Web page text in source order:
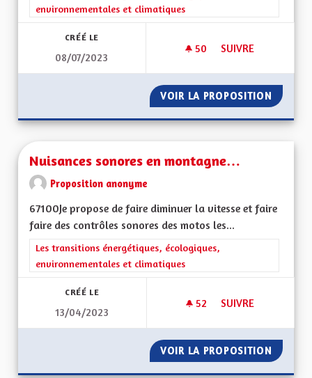
environnementales et climatiques
CRÉÉ LE
08/07/2023
50 50 ABONNÉS
SUIVRE
VOIR LA PROPOSITION
Nuisances sonores en montagne…
Proposition anonyme
67100Je propose de faire diminuer la vitesse et faire
faire des contrôles sonores des motos les...
Filtrer les résultats de la catégorie : Les transitions
Les transitions énergétiques, écologiques,
environnementales et climatiques
CRÉÉ LE
13/04/2023
52 52 ABONNÉS
SUIVRE
VOIR LA PROPOSITION